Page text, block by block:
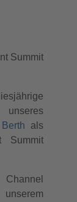
Summit
als
Summit